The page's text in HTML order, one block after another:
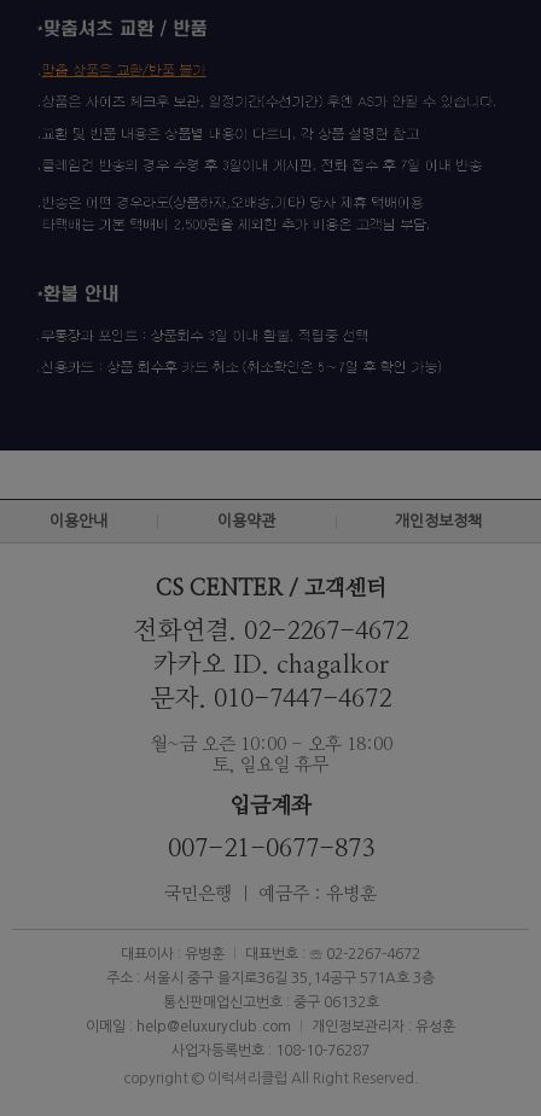
이용안내 이용약관 개인정보정책
CS CENTER / 고객센터
전화연결. 02-2267-4672
카카오 ID. chagalkor
문자. 010-7447-4672
월~금 오즌 10:00 - 오후 18:00
토, 일요일 휴무
입금계좌
007-21-0677-873
국민은행 ｜ 예금주 : 유병훈
대표이사 : 유병훈
대표번호 : ☏ 02-2267-4672
주소 : 서울시 중구 을지로36길 35,14공구 571A호 3층
통신판매업신고번호 : 중구 06132호
이메일 : help@eluxuryclub.com
개인정보관리자 : 유성훈
사업자등록번호 : 108-10-76287
copyright © 이럭셔리클럽 All Right Reserved.